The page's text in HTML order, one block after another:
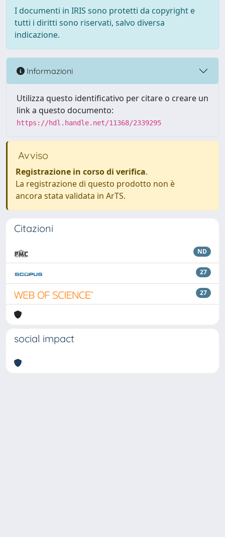
I documenti in IRIS sono protetti da copyright e
tutti i diritti sono riservati, salvo diversa
indicazione.
Informazioni
Utilizza questo identificativo per citare o creare un
link a questo documento:
https://hdl.handle.net/11368/2339295
Avviso
Registrazione in corso di verifica.
La registrazione di questo prodotto non è
ancora stata validata in ArTS.
Citazioni
ND
27
27
social impact